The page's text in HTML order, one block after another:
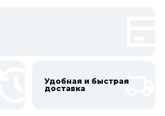
Удобная и быстрая
доставка